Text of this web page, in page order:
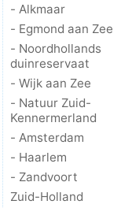
- Alkmaar
- Egmond aan Zee
- Noordhollands
duinreservaat
- Wijk aan Zee
- Natuur Zuid-
Kennermerland
- Amsterdam
- Haarlem
- Zandvoort
Zuid-Holland